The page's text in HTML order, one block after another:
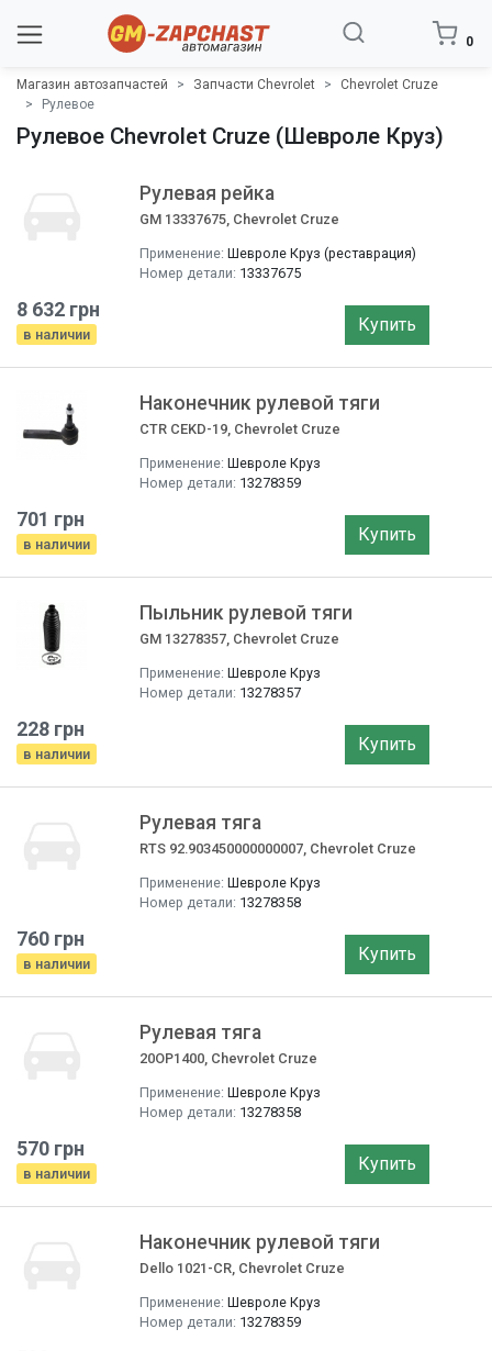
0
Магазин автозапчастей Запчасти Chevrolet
Chevrolet Cruze
Рулевое
Рулевое Chevrolet Cruze (Шевроле Круз)
Рулевая рейка
GM 13337675, Chevrolet Cruze
Применение: Шевроле Круз (реставрация)
Номер детали: 13337675
8 632 грн
в наличии Купить
Наконечник рулевой тяги
CTR CEKD-19, Chevrolet Cruze
Применение: Шевроле Круз
Номер детали: 13278359
701 грн
в наличии Купить
Пыльник рулевой тяги
GM 13278357, Chevrolet Cruze
Применение: Шевроле Круз
Номер детали: 13278357
228 грн
в наличии Купить
Рулевая тяга
RTS 92.903450000000007, Chevrolet Cruze
Применение: Шевроле Круз
Номер детали: 13278358
760 грн
в наличии Купить
Рулевая тяга
20OP1400, Chevrolet Cruze
Применение: Шевроле Круз
Номер детали: 13278358
570 грн
в наличии Купить
Наконечник рулевой тяги
Dello 1021-CR, Chevrolet Cruze
Применение: Шевроле Круз
Номер детали: 13278359